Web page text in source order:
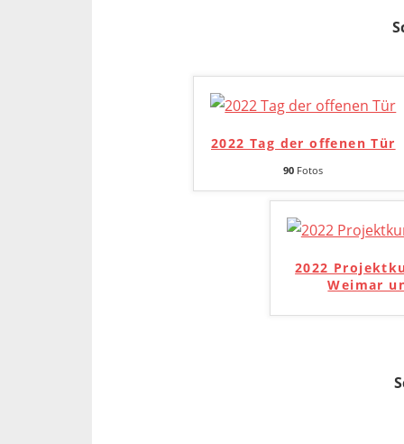
2022 Tag der offenen Tür
90 Fotos
2022
Weimar